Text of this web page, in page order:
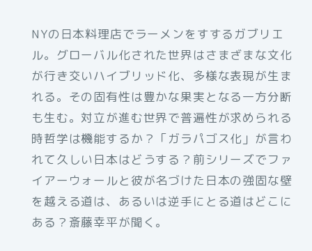
NYの日本料理店でラーメンをすするガブリエ
ル。グローバル化された世界はさまざまな文化
が行き交いハイブリッド化、多様な表現が生ま
れる。その固有性は豊かな果実となる一方分断
も生む。対立が進む世界で普遍性が求められる
時哲学は機能するか？「ガラパゴス化」が言わ
れて久しい日本はどうする？前シリーズでファ
イアーウォールと彼が名づけた日本の強固な壁
を越える道は、あるいは逆手にとる道はどこに
ある？斎藤幸平が聞く。